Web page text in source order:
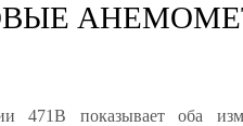
471B показывает оба